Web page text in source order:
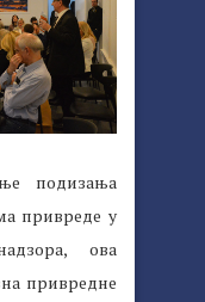
подизања
привреде у
ова
привредне